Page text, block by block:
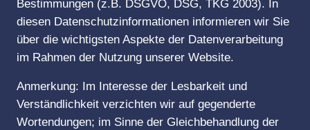
Bestimmungen (z.B. DSGVO, DSG, TKG 2003). In
diesen Datenschutzinformationen informieren wir Sie
über die wichtigsten Aspekte der Datenverarbeitung
im Rahmen der Nutzung unserer Website.
Anmerkung: Im Interesse der Lesbarkeit und
Verständlichkeit verzichten wir auf gegenderte
Wortendungen; im Sinne der Gleichbehandlung der